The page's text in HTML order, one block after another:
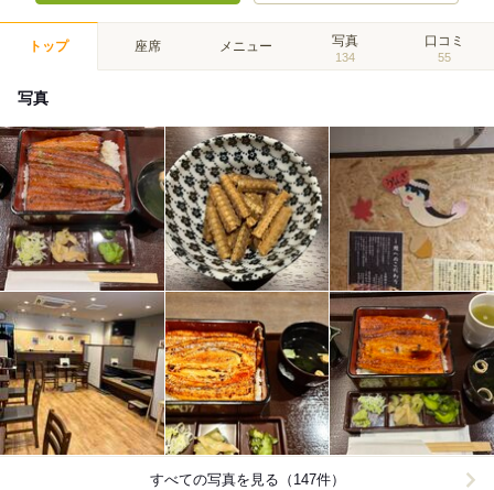
トップ 座席 メニュー 写真
134
口コミ
55
写真
すべての写真を見る（147件）